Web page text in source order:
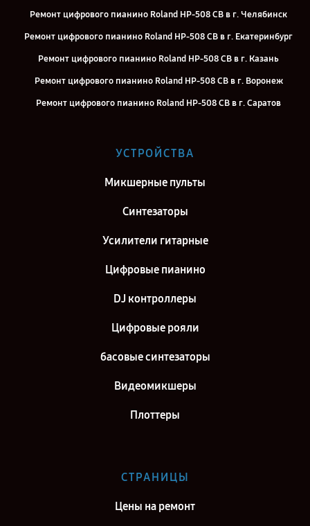
Ремонт цифрового пианино Roland HP-508 CB в г. Челябинск
Ремонт цифрового пианино Roland HP-508 CB в г. Екатеринбург
Ремонт цифрового пианино Roland HP-508 CB в г. Казань
Ремонт цифрового пианино Roland HP-508 CB в г. Воронеж
Ремонт цифрового пианино Roland HP-508 CB в г. Саратов
Ремонт цифрового пианино Roland HP-508 CB в г. Киров
Ремонт цифрового пианино Roland HP-508 CB в г. Санкт-Петербург
УСТРОЙСТВА
Микшерные пульты
Синтезаторы
Усилители гитарные
Цифровые пианино
DJ контроллеры
Цифровые рояли
басовые синтезаторы
Видеомикшеры
Плоттеры
СТРАНИЦЫ
Цены на ремонт